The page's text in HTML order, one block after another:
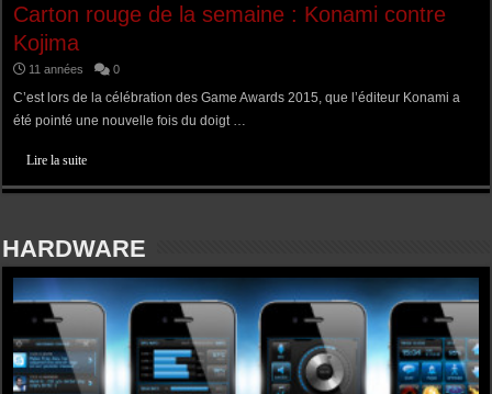
Carton rouge de la semaine : Konami contre
Kojima
11 années 0
C’est lors de la célébration des Game Awards 2015, que l’éditeur Konami a
été pointé une nouvelle fois du doigt …
Lire la suite
HARDWARE